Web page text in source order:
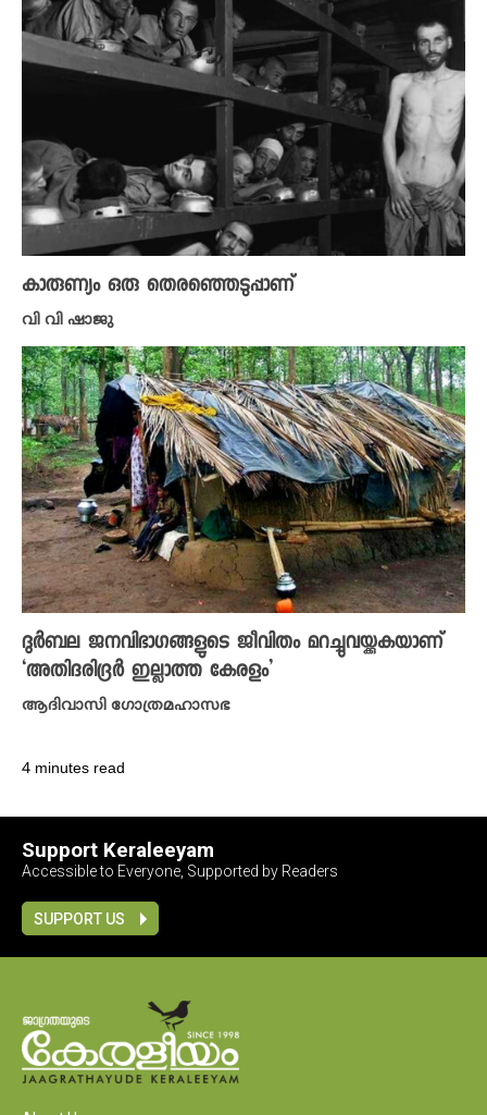
കാരുണ്യം ഒരു തെരഞ്ഞെടുപ്പാണ്
വി വി ഷാജു
ദു‍ർബല ജനവിഭാ​ഗങ്ങളുടെ ജീവിതം മറച്ചുവയ്ക്കുകയാണ്
‘അതിദരിദ്രർ ഇല്ലാത്ത കേരളം’
ആദിവാസി ഗോത്രമഹാസഭ
4 minutes read
Support Keraleeyam
Accessible to Everyone, Supported by Readers
SUPPORT US